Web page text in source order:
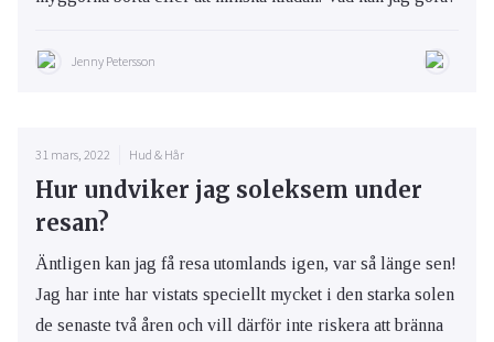
Jenny Petersson
31 mars, 2022 Hud & Hår
Hur undviker jag soleksem under
resan?
Äntligen kan jag få resa utomlands igen, var så länge sen!
Jag har inte har vistats speciellt mycket i den starka solen
de senaste två åren och vill därför inte riskera att bränna